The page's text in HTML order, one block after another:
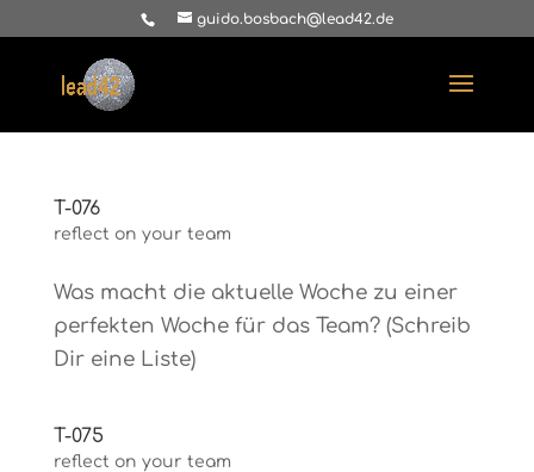
guido.bosbach@lead42.de
T-076
reflect on your team
Was macht die aktuelle Woche zu einer
perfekten Woche für das Team? (Schreib
Dir eine Liste)
T-075
reflect on your team